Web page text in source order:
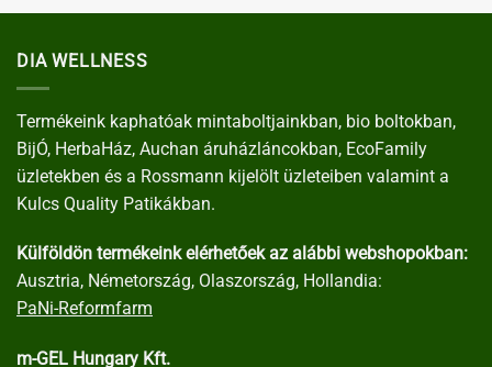
DIA WELLNESS
Termékeink kaphatóak mintaboltjainkban, bio boltokban,
BijÓ, HerbaHáz, Auchan áruházláncokban, EcoFamily
üzletekben és a Rossmann kijelölt üzleteiben valamint a
Kulcs Quality Patikákban.
Külföldön termékeink elérhetőek az alábbi webshopokban:
Ausztria, Németország, Olaszország, Hollandia:
PaNi-Reformfarm
m-GEL Hungary Kft.